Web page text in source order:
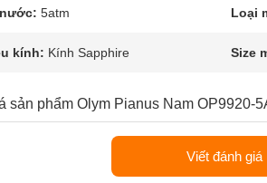
5atm Loại
kính: Kính Sapphire Size
sản phẩm Olym Pianus Nam OP9920-
Viết đánh giá